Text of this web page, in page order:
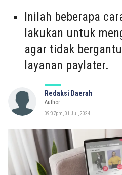
Inilah beberapa
lakukan untuk
agar tidak
layanan paylater.
Redaksi Daerah
Author
09:07pm, 01 Jul, 2024